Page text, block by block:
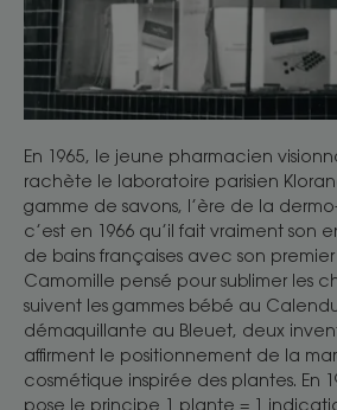
En 1965, le jeune pharmacien
rachète le laboratoire parisien
gamme de savons, l’ère de la
c’est en 1966 qu’il fait vraiment son
de bains françaises avec son
Camomille pensé pour sublimer les
suivent les gammes bébé au
démaquillante au Bleuet, deux
affirment le positionnement de la
cosmétique inspirée des plantes. En
pose le principe 1 plante = 1